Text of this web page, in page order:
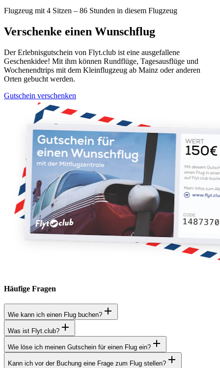
Flugzeug mit 4 Sitzen – 86 Stunden in diesem Flugzeug
Verschenke einen Wunschflug
Der Erlebnisgutschein von Flyt.club ist eine ausgefallene
Geschenkidee! Mit ihm können Rundflüge, Tagesausflüge und
Wochenendtrips mit dem Kleinflugzeug ab Mainz oder anderen
Orten gebucht werden.
Gutschein verschenken
Häufige Fragen
Wie kann ich einen Flug buchen?
Was ist Flyt.club?
Wie löse ich meinen Gutschein für einen Flug ein?
Kann ich vor der Buchung eine Frage zum Flug stellen?